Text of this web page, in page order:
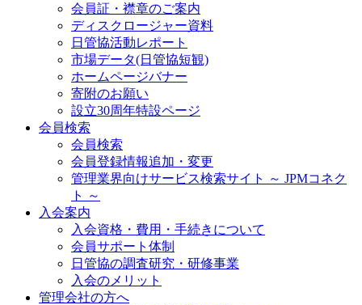
会員証・襟章のご案内
ディスクロージャー資料
日管協活動レポート
市場データ(日管協短観)
ホームページバナー
寄附のお願い
設立30周年特設ページ
会員検索
会員検索
会員登録情報追加・変更
管理業界向けサービス検索サイト ～ JPMコネク
ト ～
入会案内
入会資格・費用・手続きについて
会員サポート体制
日管協の調査研究・研修事業
入会のメリット
管理会社の方へ